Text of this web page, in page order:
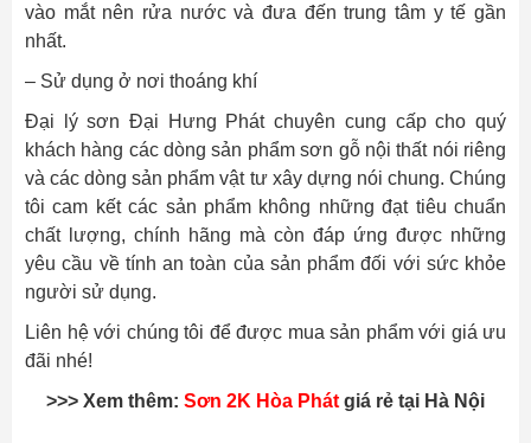
vào mắt nên rửa nước và đưa đến trung tâm y tế gần
nhất.
– Sử dụng ở nơi thoáng khí
Đại lý sơn Đại Hưng Phát chuyên cung cấp cho quý
khách hàng các dòng sản phẩm sơn gỗ nội thất nói riêng
và các dòng sản phẩm vật tư xây dựng nói chung. Chúng
tôi cam kết các sản phẩm không những đạt tiêu chuẩn
chất lượng, chính hãng mà còn đáp ứng được những
yêu cầu về tính an toàn của sản phẩm đối với sức khỏe
người sử dụng.
Liên hệ với chúng tôi để được mua sản phẩm với giá ưu
đãi nhé!
>>> Xem thêm: Sơn 2K Hòa Phát giá rẻ tại Hà Nội